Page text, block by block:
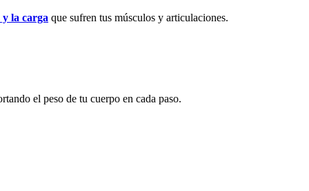
la carga que sufren tus músculos y articulaciones.
el peso de tu cuerpo en cada paso.